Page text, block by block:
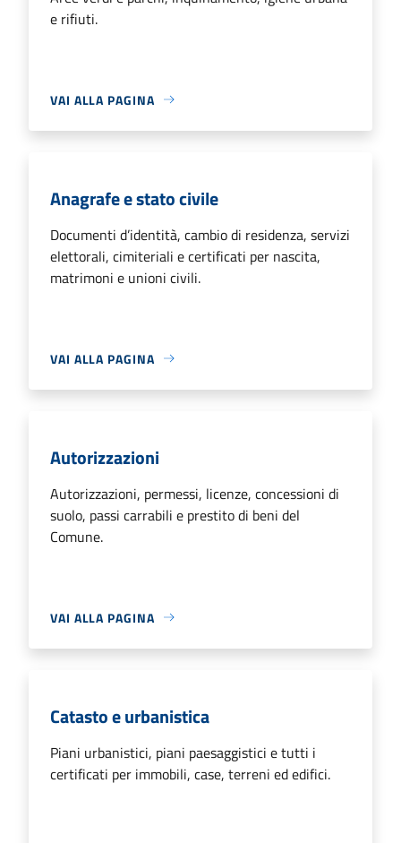
e rifiuti.
VAI ALLA PAGINA
Anagrafe e stato civile
Documenti d’identità, cambio di residenza, servizi
elettorali, cimiteriali e certificati per nascita,
matrimoni e unioni civili.
VAI ALLA PAGINA
Autorizzazioni
Autorizzazioni, permessi, licenze, concessioni di
suolo, passi carrabili e prestito di beni del
Comune.
VAI ALLA PAGINA
Catasto e urbanistica
Piani urbanistici, piani paesaggistici e tutti i
certificati per immobili, case, terreni ed edifici.